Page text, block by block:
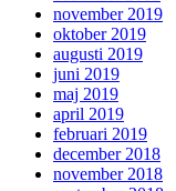
november 2019
oktober 2019
augusti 2019
juni 2019
maj 2019
april 2019
februari 2019
december 2018
november 2018